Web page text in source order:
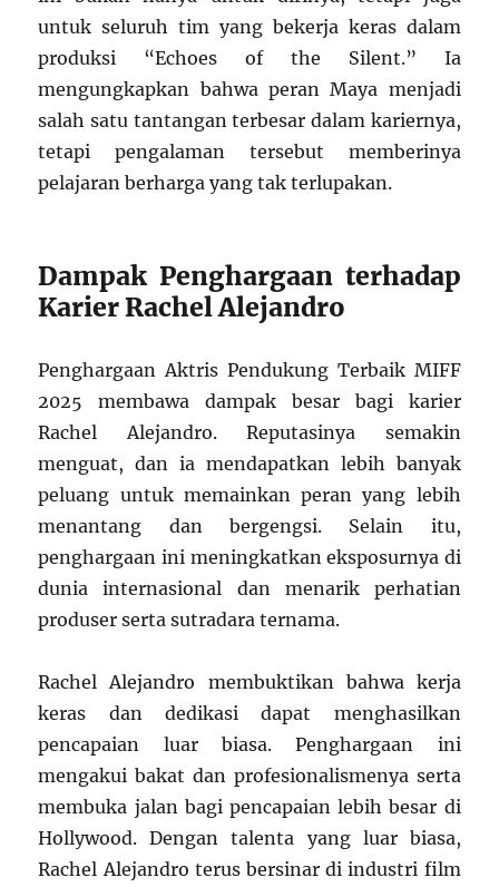
untuk seluruh tim yang bekerja keras dalam
produksi “Echoes of the Silent.” Ia
mengungkapkan bahwa peran Maya menjadi
salah satu tantangan terbesar dalam kariernya,
tetapi pengalaman tersebut memberinya
pelajaran berharga yang tak terlupakan.
Dampak Penghargaan terhadap
Karier Rachel Alejandro
Penghargaan Aktris Pendukung Terbaik MIFF
2025 membawa dampak besar bagi karier
Rachel Alejandro. Reputasinya semakin
menguat, dan ia mendapatkan lebih banyak
peluang untuk memainkan peran yang lebih
menantang dan bergengsi. Selain itu,
penghargaan ini meningkatkan eksposurnya di
dunia internasional dan menarik perhatian
produser serta sutradara ternama.
Rachel Alejandro membuktikan bahwa kerja
keras dan dedikasi dapat menghasilkan
pencapaian luar biasa. Penghargaan ini
mengakui bakat dan profesionalismenya serta
membuka jalan bagi pencapaian lebih besar di
Hollywood. Dengan talenta yang luar biasa,
Rachel Alejandro terus bersinar di industri film